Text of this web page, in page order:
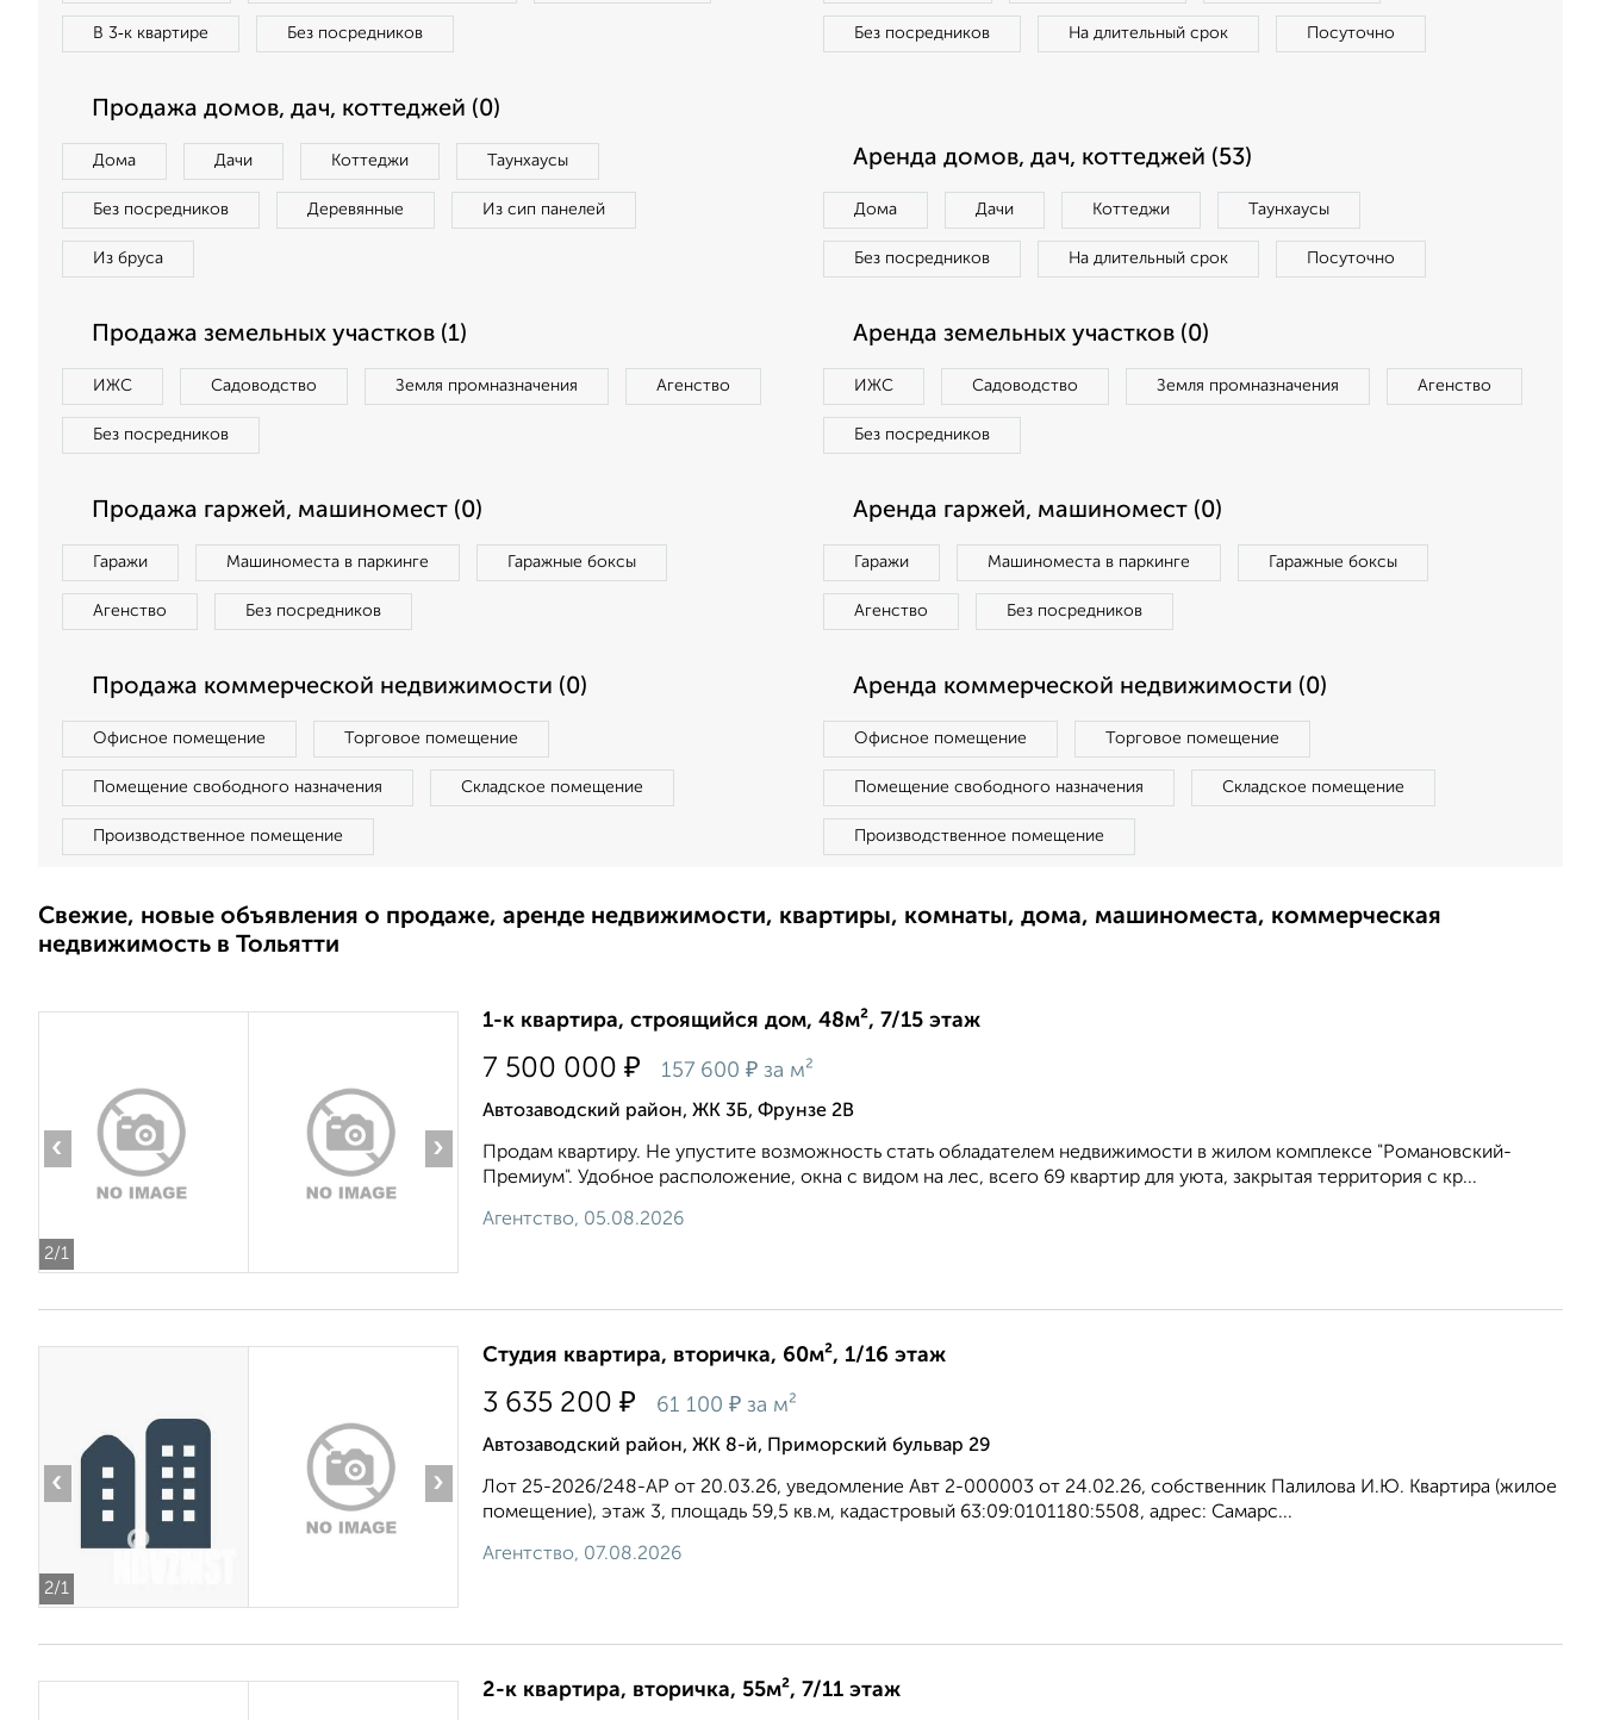
В 3‑к квартире Без посредников Без посредников На длительный срок Посуточно
Продажа домов, дач, коттеджей (0)
Дома Дачи Коттеджи Таунхаусы
Без посредников Деревянные Из сип панелей
Из бруса
Аренда домов, дач, коттеджей (53)
Дома Дачи Коттеджи Таунхаусы
Без посредников На длительный срок Посуточно
Продажа земельных участков (1)
ИЖС Садоводство Земля промназначения Агенство
Без посредников
Аренда земельных участков (0)
ИЖС Садоводство Земля промназначения Агенство
Без посредников
Продажа гаржей, машиномест (0)
Гаражи Машиноместа в паркинге Гаражные боксы
Агенство Без посредников
Аренда гаржей, машиномест (0)
Гаражи Машиноместа в паркинге Гаражные боксы
Агенство Без посредников
Продажа коммерческой недвижимости (0)
Офисное помещение Торговое помещение
Помещение свободного назначения Складское помещение
Производственное помещение
Аренда коммерческой недвижимости (0)
Офисное помещение Торговое помещение
Помещение свободного назначения Складское помещение
Производственное помещение
Свежие, новые объявления о продаже, аренде недвижимости, квартиры, комнаты, дома, машиноместа, коммерческая
недвижимость в Тольятти
2/1
‹ ›
1-к квартира, строящийся дом, 48м², 7/15 этаж
7 500 000 ₽ 157 600 ₽ за м²
Автозаводский район, ЖК 3Б, Фрунзе 2В
Продам квартиру. Не упустите возможность стать обладателем недвижимости в жилом комплексе "Романовский-
Премиум". Удобное расположение, окна с видом на лес, всего 69 квартир для уюта, закрытая территория с кр...
Агентство, 05.08.2026
2/1
‹ ›
Студия квартира, вторичка, 60м², 1/16 этаж
3 635 200 ₽ 61 100 ₽ за м²
Автозаводский район, ЖК 8-й, Приморский бульвар 29
Лот 25-2026/248-АР от 20.03.26, уведомление Авт 2-000003 от 24.02.26, собственник Палилова И.Ю. Квартира (жилое
помещение), этаж 3, площадь 59,5 кв.м, кадастровый 63:09:0101180:5508, адрес: Самарс...
Агентство, 07.08.2026
2-к квартира, вторичка, 55м², 7/11 этаж